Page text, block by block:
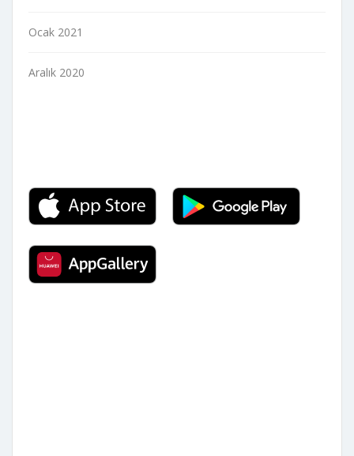
Ocak 2021
Aralık 2020